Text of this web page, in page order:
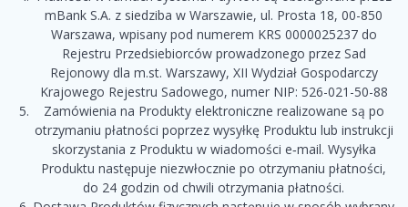
mBank S.A. z siedziba w Warszawie, ul. Prosta 18, 00-850
Warszawa, wpisany pod numerem KRS 0000025237 do
Rejestru Przedsiebiorców prowadzonego przez Sad
Rejonowy dla m.st. Warszawy, XII Wydział Gospodarczy
Krajowego Rejestru Sadowego, numer NIP: 526-021-50-88
Zamówienia na Produkty elektroniczne realizowane są po
otrzymaniu płatności poprzez wysyłkę Produktu lub instrukcji
skorzystania z Produktu w wiadomości e‑mail. Wysyłka
Produktu następuje niezwłocznie po otrzymaniu płatności,
do 24 godzin od chwili otrzymania płatności.